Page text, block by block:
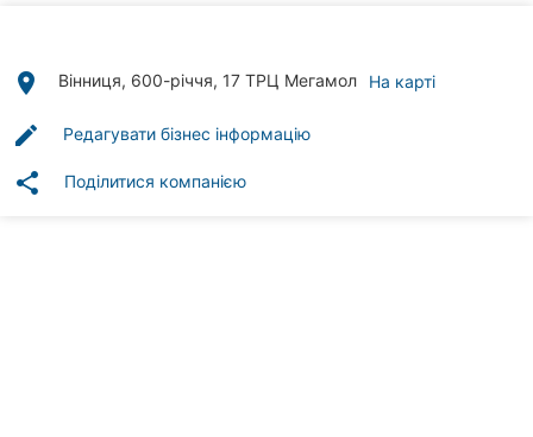
рубрики
place Вінниця, 600-річчя, 17 ТРЦ Мегамол На карті
edit Редагувати бізнес інформацію
share Поділитися компанією